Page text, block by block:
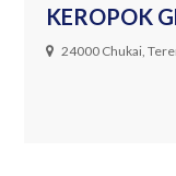
KEROPOK
24000 Chukai,